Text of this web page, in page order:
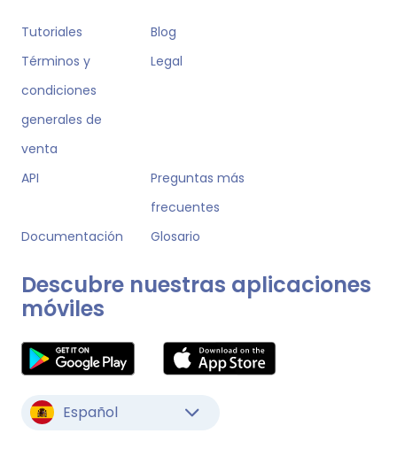
Tutoriales
Blog
Términos y
condiciones
generales de
venta
Legal
API
Preguntas más
frecuentes
Documentación
Glosario
Descubre nuestras aplicaciones
móviles
Español